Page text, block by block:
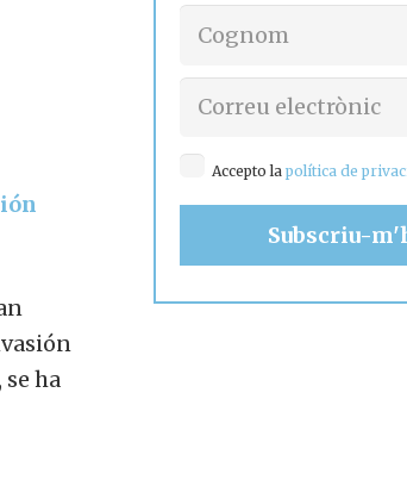
, se ha
Accepto lapolítica de